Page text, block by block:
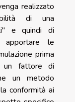
realizzato
di una
e quindi di
apportare le
prima
un fattore di
un metodo
conformità ai